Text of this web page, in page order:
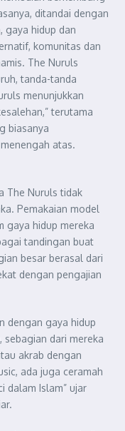
ditandai dengan
gaya hidup dan
komunitas dan
The Nuruls
tanda-tanda
menunjukkan
terutama
biasanya
atas.
The Nuruls tidak
Pemakaian model
gaya hidup mereka
tandingan buat
besar berasal dari
dengan pengajian
dengan gaya hidup
dari mereka
akrab dengan
ada juga ceramah
dalam Islam” ujar